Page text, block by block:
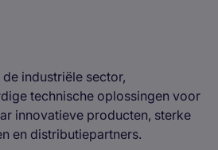
industriële sector,
technische oplossingen voor
innovatieve producten, sterke
en distributiepartners.